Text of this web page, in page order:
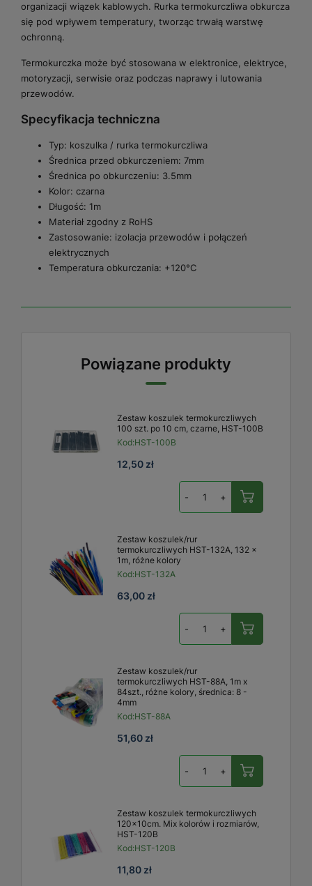
organizacji wiązek kablowych. Rurka termokurczliwa obkurcza
się pod wpływem temperatury, tworząc trwałą warstwę
ochronną.
Termokurczka może być stosowana w elektronice, elektryce,
motoryzacji, serwisie oraz podczas naprawy i lutowania
przewodów.
Specyfikacja techniczna
Typ: koszulka / rurka termokurczliwa
Średnica przed obkurczeniem: 7mm
Średnica po obkurczeniu: 3.5mm
Kolor: czarna
Długość: 1m
Materiał zgodny z RoHS
Zastosowanie: izolacja przewodów i połączeń
elektrycznych
Temperatura obkurczania: +120°C
Powiązane produkty
Zestaw koszulek termokurczliwych
100 szt. po 10 cm, czarne, HST-100B
Kod:HST-100B
12,50 zł
- +
Zestaw koszulek/rur
termokurczliwych HST-132A, 132 x
1m, różne kolory
Kod:HST-132A
63,00 zł
- +
Zestaw koszulek/rur
termokurczliwych HST-88A, 1m x
84szt., różne kolory, średnica: 8 -
4mm
Kod:HST-88A
51,60 zł
- +
Zestaw koszulek termokurczliwych
120x10cm. Mix kolorów i rozmiarów,
HST-120B
Kod:HST-120B
11,80 zł